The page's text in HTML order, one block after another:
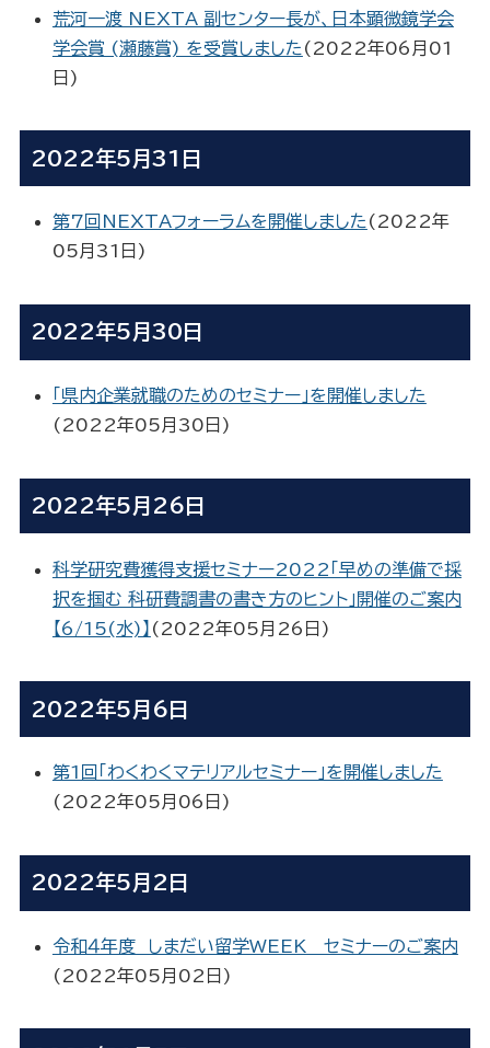
荒河一渡 NEXTA 副センター長が、日本顕微鏡学会
学会賞 (瀬藤賞) を受賞しました ( 2022年06月01
日 )
2022年5月31日
第7回NEXTAフォーラムを開催しました ( 2022年
05月31日 )
2022年5月30日
「県内企業就職のためのセミナー」を開催しました
( 2022年05月30日 )
2022年5月26日
科学研究費獲得支援セミナー2022「早めの準備で採
択を掴む 科研費調書の書き方のヒント」開催のご案内
【6/15(水)】 (2022年05月26日 )
2022年5月6日
第1回「わくわくマテリアルセミナー」を開催しました
( 2022年05月06日 )
2022年5月2日
令和４年度 しまだい留学WEEK セミナーのご案内
( 2022年05月02日 )